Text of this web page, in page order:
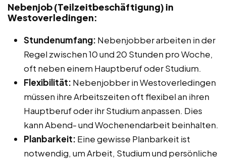
Nebenjob (Teilzeitbeschäftigung) in
Westoverledingen:
Stundenumfang: Nebenjobber arbeiten in der
Regel zwischen 10 und 20 Stunden pro Woche,
oft neben einem Hauptberuf oder Studium.
Flexibilität: Nebenjobber in Westoverledingen
müssen ihre Arbeitszeiten oft flexibel an ihren
Hauptberuf oder ihr Studium anpassen. Dies
kann Abend- und Wochenendarbeit beinhalten.
Planbarkeit: Eine gewisse Planbarkeit ist
notwendig, um Arbeit, Studium und persönliche